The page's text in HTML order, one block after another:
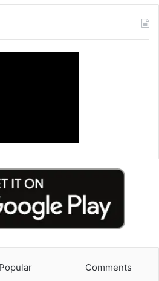
Popular Comments